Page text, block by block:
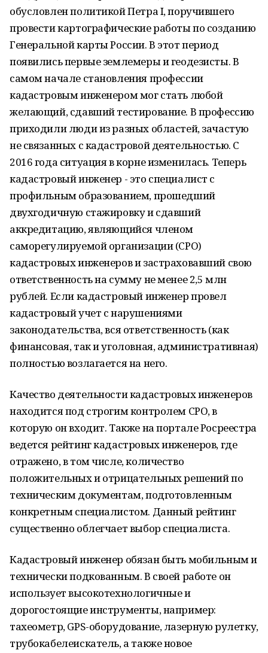
обусловлен политикой Петра I, поручившего
провести картографические работы по созданию
Генеральной карты России. В этот период
появились первые землемеры и геодезисты. В
самом начале становления профессии
кадастровым инженером мог стать любой
желающий, сдавший тестирование. В профессию
приходили люди из разных областей, зачастую
не связанных с кадастровой деятельностью. С
2016 года ситуация в корне изменилась. Теперь
кадастровый инженер - это специалист с
профильным образованием, прошедший
двухгодичную стажировку и сдавший
аккредитацию, являющийся членом
саморегулируемой организации (СРО)
кадастровых инженеров и застраховавший свою
ответственность на сумму не менее 2,5 млн
рублей. Если кадастровый инженер провел
кадастровый учет с нарушениями
законодательства, вся ответственность (как
финансовая, так и уголовная, административная)
полностью возлагается на него.
Качество деятельности кадастровых инженеров
находится под строгим контролем СРО, в
которую он входит. Также на портале Росреестра
ведется рейтинг кадастровых инженеров, где
отражено, в том числе, количество
положительных и отрицательных решений по
техническим документам, подготовленным
конкретным специалистом. Данный рейтинг
существенно облегчает выбор специалиста.
Кадастровый инженер обязан быть мобильным и
технически подкованным. В своей работе он
использует высокотехнологичные и
дорогостоящие инструменты, например:
тахеометр, GPS-оборудование, лазерную рулетку,
трубокабелеискатель, а также новое